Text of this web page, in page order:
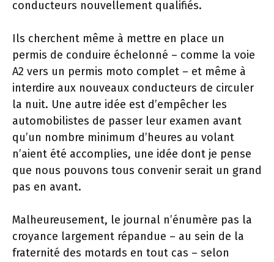
conducteurs nouvellement qualifiés.
Ils cherchent même à mettre en place un
permis de conduire échelonné – comme la voie
A2 vers un permis moto complet – et même à
interdire aux nouveaux conducteurs de circuler
la nuit. Une autre idée est d’empêcher les
automobilistes de passer leur examen avant
qu’un nombre minimum d’heures au volant
n’aient été accomplies, une idée dont je pense
que nous pouvons tous convenir serait un grand
pas en avant.
Malheureusement, le journal n’énumère pas la
croyance largement répandue – au sein de la
fraternité des motards en tout cas – selon